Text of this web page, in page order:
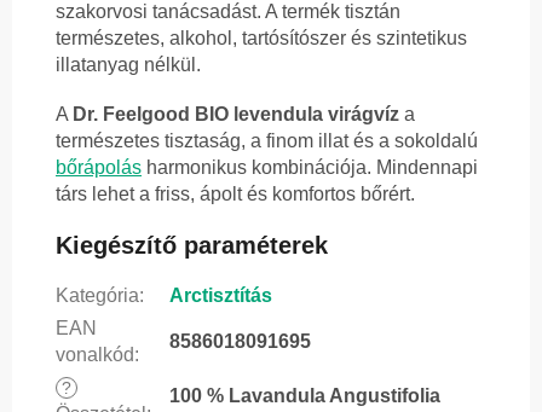
szakorvosi tanácsadást. A termék tisztán
természetes, alkohol, tartósítószer és szintetikus
illatanyag nélkül.
A Dr. Feelgood BIO levendula virágvíz a
természetes tisztaság, a finom illat és a sokoldalú
bőrápolás harmonikus kombinációja. Mindennapi
társ lehet a friss, ápolt és komfortos bőrért.
Kiegészítő paraméterek
Kategória:
Arctisztítás
EAN
vonalkód:
8586018091695
?
100 % Lavandula Angustifolia